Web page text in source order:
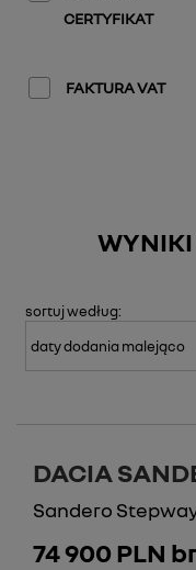
CERTYFIKAT
FAKTURA VAT
sortujwedług:
DACIA
Sandero
74 900 PLN